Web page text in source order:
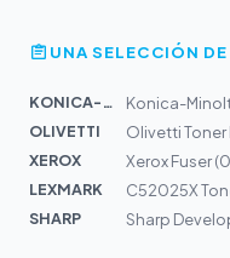
UNA SELECCIÓN
KONICA-MIN...
Konica-
OLIVETTI
Olivetti
XEROX
Xerox Fuser
LEXMARK
SHARP
Sharp